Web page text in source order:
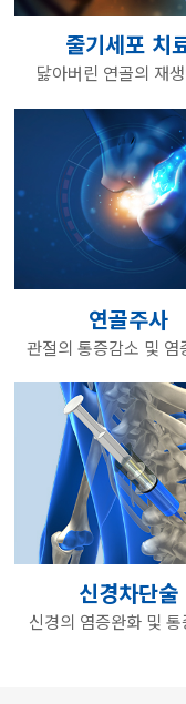
줄기세포 치
닳아버린 연골의 재
연골주사
관절의 통증감소 및 염
신경차단술
신경의 염증완화 및 통